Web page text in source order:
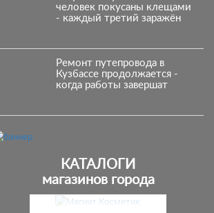
человек покусаны клещами
- каждый третий заражён
Ремонт путепровода в
Кузбассе продолжается -
когда работы завершат
КАТАЛОГИ
магазинов города
Предыдущий